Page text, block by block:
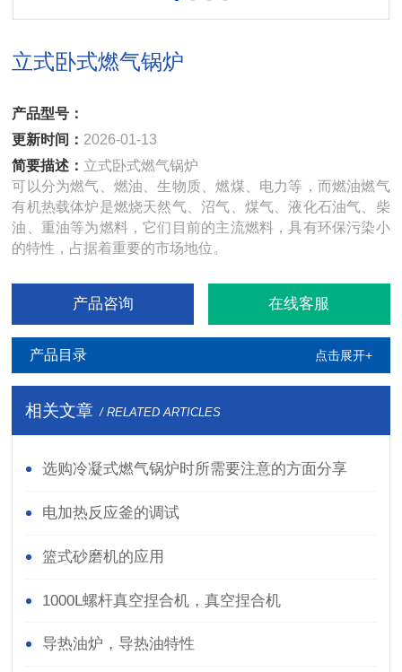
立式卧式燃气锅炉
产品型号：
更新时间： 2026-01-13
简要描述： 立式卧式燃气锅炉
可以分为燃气、燃油、生物质、燃煤、电力等，而燃油燃气
有机热载体炉是燃烧天然气、沼气、煤气、液化石油气、柴
油、重油等为燃料，它们目前的主流燃料，具有环保污染小
的特性，占据着重要的市场地位。
产品咨询 在线客服
产品目录 点击展开+
相关文章 / RELATED ARTICLES
选购冷凝式燃气锅炉时所需要注意的方面分享
电加热反应釜的调试
篮式砂磨机的应用
1000L螺杆真空捏合机，真空捏合机
导热油炉，导热油特性